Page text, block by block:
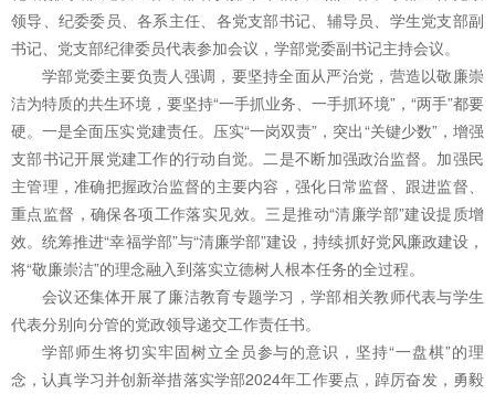
领导、纪委委员、各系主任、各党支部书记、辅导员、学生党支部副
书记、党支部纪律委员代表参加会议，学部党委副书记主持会议。
学部党委主要负责人强调，要坚持全面从严治党，营造以敬廉崇
洁为特质的共生环境，要坚持“一手抓业务、一手抓环境”，“两手”都要
硬。一是全面压实党建责任。压实“一岗双责”，突出“关键少数”，增强
支部书记开展党建工作的行动自觉。二是不断加强政治监督。加强民
主管理，准确把握政治监督的主要内容，强化日常监督、跟进监督、
重点监督，确保各项工作落实见效。三是推动“清廉学部”建设提质增
效。统筹推进“幸福学部”与“清廉学部”建设，持续抓好党风廉政建设，
将“敬廉崇洁”的理念融入到落实立德树人根本任务的全过程。
会议还集体开展了廉洁教育专题学习，学部相关教师代表与学生
代表分别向分管的党政领导递交工作责任书。
学部师生将切实牢固树立全员参与的意识，坚持“一盘棋”的理
念，认真学习并创新举措落实学部2024年工作要点，踔厉奋发，勇毅